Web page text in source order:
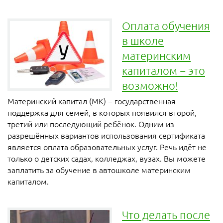
Оплата обучения
в школе
материнским
капиталом − это
возможно!
Материнский капитал (МК) − государственная
поддержка для семей, в которых появился второй,
третий или последующий ребёнок. Одним из
разрешённых вариантов использования сертификата
является оплата образовательных услуг. Речь идёт не
только о детских садах, колледжах, вузах. Вы можете
заплатить за обучение в автошколе материнским
капиталом.
Что делать после